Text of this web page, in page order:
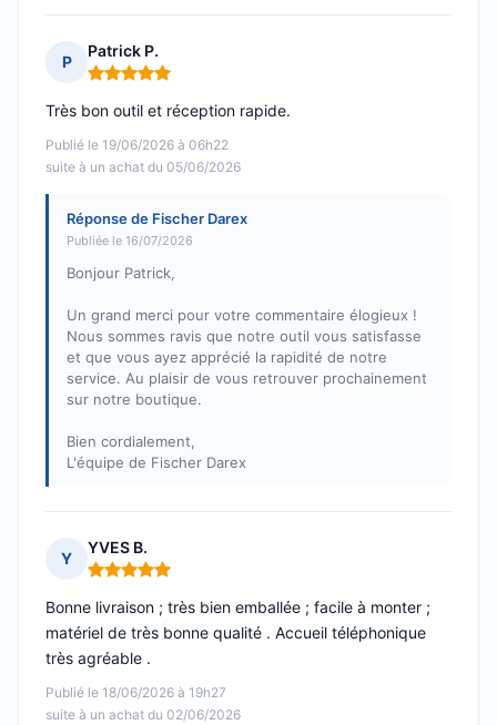
P
Patrick P.
Note : 5 sur 5
Publié le 19/06/2026 à 06h22
suite à un achat du 05/06/2026
Très bon outil et réception rapide.
Réponse de Fischer Darex
Publiée le 16/07/2026
Bonjour Patrick,
Un grand merci pour votre commentaire élogieux !
Nous sommes ravis que notre outil vous satisfasse
et que vous ayez apprécié la rapidité de notre
service. Au plaisir de vous retrouver prochainement
sur notre boutique.
Bien cordialement,
L'équipe de Fischer Darex
Y
YVES B.
Note : 5 sur 5
Publié le 18/06/2026 à 19h27
suite à un achat du 02/06/2026
Bonne livraison ; très bien emballée ; facile à monter ;
matériel de très bonne qualité . Accueil téléphonique
très agréable .